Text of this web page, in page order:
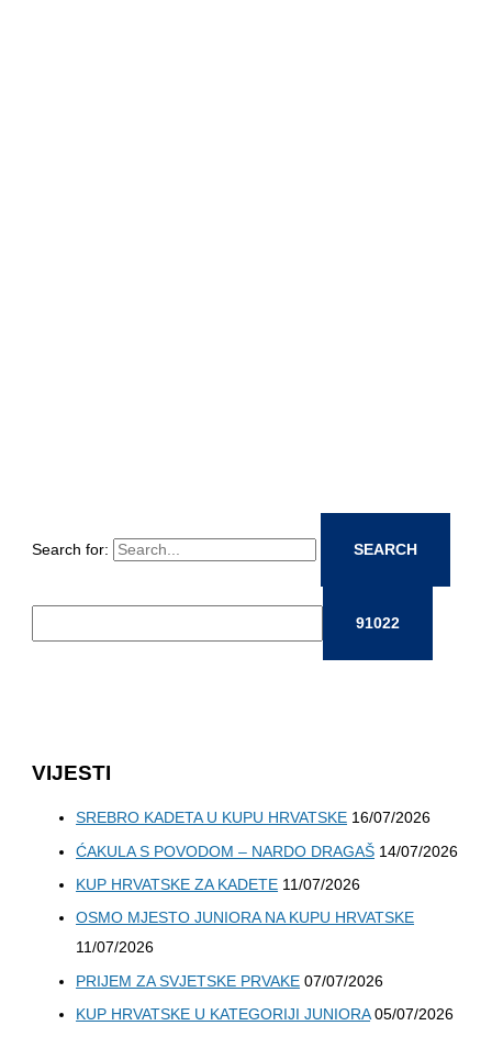
Search for:
VIJESTI
SREBRO KADETA U KUPU HRVATSKE 16/07/2026
ĆAKULA S POVODOM – NARDO DRAGAŠ 14/07/2026
KUP HRVATSKE ZA KADETE 11/07/2026
OSMO MJESTO JUNIORA NA KUPU HRVATSKE
11/07/2026
PRIJEM ZA SVJETSKE PRVAKE 07/07/2026
KUP HRVATSKE U KATEGORIJI JUNIORA 05/07/2026